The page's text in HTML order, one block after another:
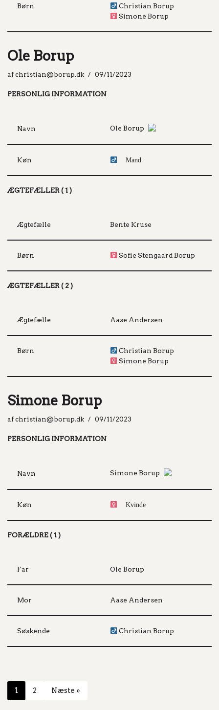
Børn
Christian Borup
Simone Borup
Ole Borup
afchristian@borup.dk 09/11/2023
PERSONLIG INFORMATION
Navn Ole Borup
Køn Mand
ÆGTEFÆLLER ( 1 )
Ægtefælle Bente Kruse
Børn Sofie Stengaard Borup
ÆGTEFÆLLER ( 2 )
Ægtefælle Aase Andersen
Børn
Christian Borup
Simone Borup
Simone Borup
afchristian@borup.dk 09/11/2023
PERSONLIG INFORMATION
Navn Simone Borup
Køn Kvinde
FORÆLDRE ( 1 )
Far Ole Borup
Mor Aase Andersen
Søskende Christian Borup
1 2 Næste »